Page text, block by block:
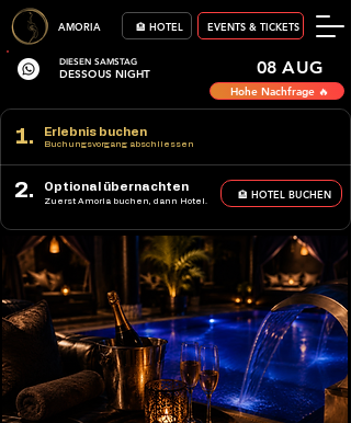
AMORIA 🏨 HOTEL EVENTS & TICKETS
DIESEN SAMSTAG
DESSOUS NIGHT 08 AUG
Hohe Nachfrage 🔥
1. Erlebnis buchen
Buchungsvorgang abschliessen
2. Optional übernachten
Zuerst Amoria buchen, dann Hotel.
🏨 HOTEL BUCHEN